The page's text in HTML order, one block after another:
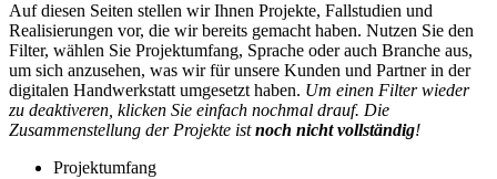
Auf diesen Seiten stellen wir Ihnen Projekte, Fallstudien und
Realisierungen vor, die wir bereits gemacht haben. Nutzen Sie den
Filter, wählen Sie Projektumfang, Sprache oder auch Branche aus,
um sich anzusehen, was wir für unsere Kunden und Partner in der
digitalen Handwerkstatt umgesetzt haben. Um einen Filter wieder
zu deaktiveren, klicken Sie einfach nochmal drauf. Die
Zusammenstellung der Projekte istnoch nicht vollständig!
Projektumfang